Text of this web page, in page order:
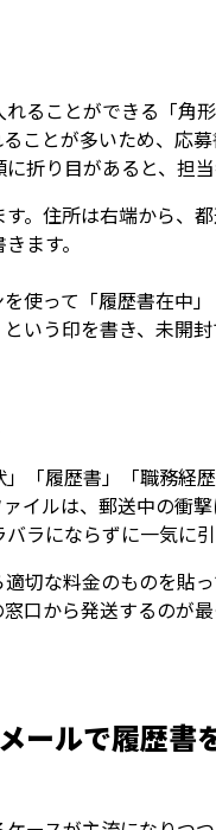
ることができる「角
ことが多いため、応
折り目があると、担
。住所は右端から、
ます。
使って「履歴書在中
いう印を書き、未開
「履歴書」「職務経
イルは、郵送中の衝
ラにならずに一気に
切な料金のものを貼
口から発送するのが
ールで履歴書